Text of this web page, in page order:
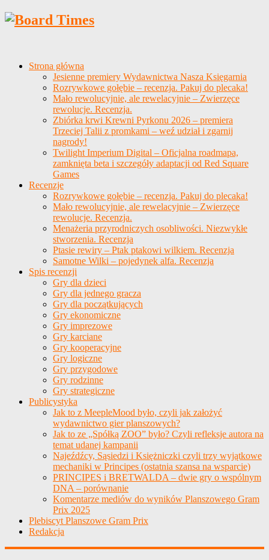
Strona główna
Jesienne premiery Wydawnictwa Nasza Księgarnia
Rozrywkowe gołębie – recenzja. Pakuj do plecaka!
Mało rewolucyjnie, ale rewelacyjnie – Zwierzęce
rewolucje. Recenzja.
Zbiórka krwi Krewni Pyrkonu 2026 – premiera
Trzeciej Talii z promkami – weź udział i zgarnij
nagrody!
Twilight Imperium Digital – Oficjalna roadmapa,
zamknięta beta i szczegóły adaptacji od Red Square
Games
Recenzje
Rozrywkowe gołębie – recenzja. Pakuj do plecaka!
Mało rewolucyjnie, ale rewelacyjnie – Zwierzęce
rewolucje. Recenzja.
Menażeria przyrodniczych osobliwości. Niezwykłe
stworzenia. Recenzja
Ptasie rewiry – Ptak ptakowi wilkiem. Recenzja
Samotne Wilki – pojedynek alfa. Recenzja
Spis recenzji
Gry dla dzieci
Gry dla jednego gracza
Gry dla początkujących
Gry ekonomiczne
Gry imprezowe
Gry karciane
Gry kooperacyjne
Gry logiczne
Gry przygodowe
Gry rodzinne
Gry strategiczne
Publicystyka
Jak to z MeepleMood było, czyli jak założyć
wydawnictwo gier planszowych?
Jak to ze „Spółką ZOO” było? Czyli refleksje autora na
temat udanej kampanii
Najeźdźcy, Sąsiedzi i Księżniczki czyli trzy wyjątkowe
mechaniki w Principes (ostatnia szansa na wsparcie)
PRINCIPES i BRETWALDA – dwie gry o wspólnym
DNA – porównanie
Komentarze mediów do wyników Planszowego Gram
Prix 2025
Plebiscyt Planszowe Gram Prix
Redakcja